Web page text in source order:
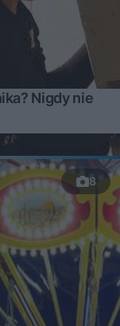
Nigdy nie
8